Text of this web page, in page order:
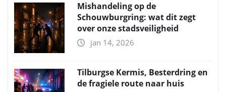
Mishandeling op de
Schouwburgring: wat dit zegt
over onze stadsveiligheid
jan 14, 2026
Tilburgse Kermis, Besterdring en
de fragiele route naar huis